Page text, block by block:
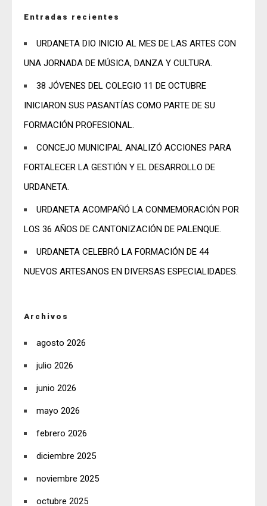
Entradas recientes
URDANETA DIO INICIO AL MES DE LAS ARTES CON
UNA JORNADA DE MÚSICA, DANZA Y CULTURA.
38 JÓVENES DEL COLEGIO 11 DE OCTUBRE
INICIARON SUS PASANTÍAS COMO PARTE DE SU
FORMACIÓN PROFESIONAL.
CONCEJO MUNICIPAL ANALIZÓ ACCIONES PARA
FORTALECER LA GESTIÓN Y EL DESARROLLO DE
URDANETA.
URDANETA ACOMPAÑÓ LA CONMEMORACIÓN POR
LOS 36 AÑOS DE CANTONIZACIÓN DE PALENQUE.
URDANETA CELEBRÓ LA FORMACIÓN DE 44
NUEVOS ARTESANOS EN DIVERSAS ESPECIALIDADES.
Archivos
agosto 2026
julio 2026
junio 2026
mayo 2026
febrero 2026
diciembre 2025
noviembre 2025
octubre 2025